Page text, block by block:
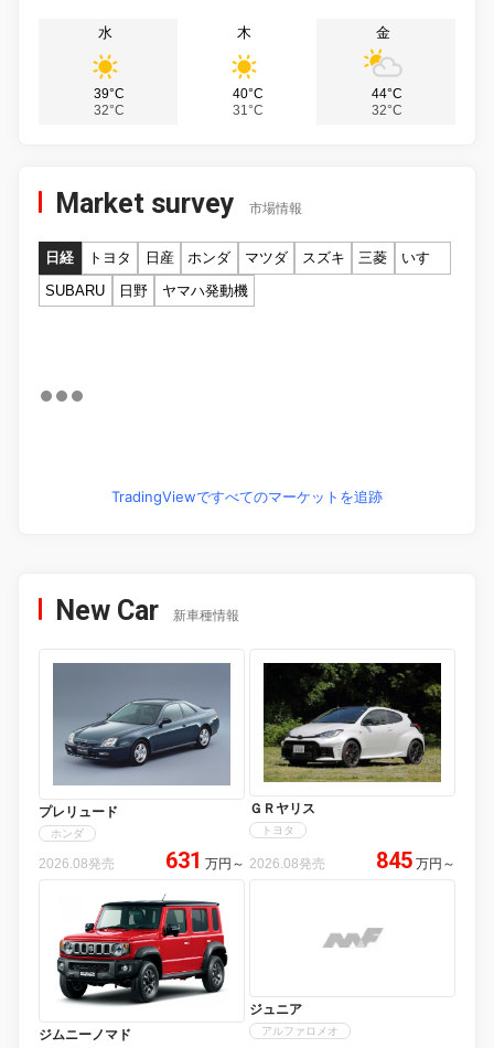
水
39°C
32°C
木
40°C
31°C
金
44°C
32°C
Market survey 市場情報
日経 トヨタ 日産 ホンダ マツダ スズキ 三菱
いすゞ
SUBARU
日野 ヤマハ発動機
TradingViewですべてのマーケットを追跡
New Car 新車種情報
プレリュード
ホンダ
2026.08発売 631 万円 ～
ＧＲヤリス
トヨタ
2026.08発売 845 万円 ～
ジムニーノマド
ジュニア
アルファロメオ